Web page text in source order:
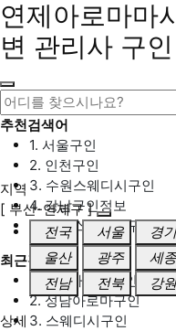
연제아로마마
변 관리사 구
추천검색어
1. 서울구인
2. 인천구인
3. 수원스웨디시구인
4. 강남구인정보
5. 동탄스웨디시구인
최근검색어
1. 일산마사지구인
2. 성남아로마구인
3. 스웨디시구인
지역
[ 부산-연제구 ]
전국
서울 경기
울산
광주 세종
전남
전북 강원
상세